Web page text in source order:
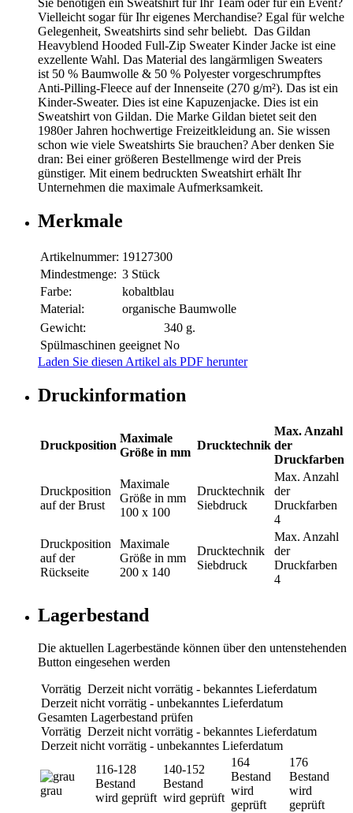
Sie benötigen ein Sweatshirt für Ihr Team oder für ein Event?
Vielleicht sogar für Ihr eigenes Merchandise? Egal für welche
Gelegenheit, Sweatshirts sind sehr beliebt. Das Gildan
Heavyblend Hooded Full-Zip Sweater Kinder Jacke ist eine
exzellente Wahl. Das Material des langärmligen Sweaters
ist 50 % Baumwolle & 50 % Polyester vorgeschrumpftes
Anti-Pilling-Fleece auf der Innenseite (270 g/m²). Das ist ein
Kinder-Sweater. Dies ist eine Kapuzenjacke. Dies ist ein
Sweatshirt von Gildan. Die Marke Gildan bietet seit den
1980er Jahren hochwertige Freizeitkleidung an. Sie wissen
schon wie viele Sweatshirts Sie brauchen? Aber denken Sie
dran: Bei einer größeren Bestellmenge wird der Preis
günstiger. Mit einem bedruckten Sweatshirt erhält Ihr
Unternehmen die maximale Aufmerksamkeit.
Merkmale
Artikelnummer: 19127300
Mindestmenge: 3 Stück
Farbe:
kobaltblau
Material:
organische Baumwolle
Gewicht:
340 g.
Spülmaschinen geeignet No
Laden Sie diesen Artikel als PDF herunter
Druckinformation
Druckposition
Maximale
Größe in mm
Drucktechnik
Max. Anzahl
der
Druckfarben
Druckposition
auf der Brust
Maximale
Größe in mm
100 x 100
Drucktechnik
Siebdruck
Max. Anzahl
der
Druckfarben
4
Druckposition
auf der
Rückseite
Maximale
Größe in mm
200 x 140
Drucktechnik
Siebdruck
Max. Anzahl
der
Druckfarben
4
Lagerbestand
Die aktuellen Lagerbestände können über den untenstehenden
Button eingesehen werden
Vorrätig Derzeit nicht vorrätig - bekanntes Lieferdatum
Derzeit nicht vorrätig - unbekanntes Lieferdatum
Gesamten Lagerbestand prüfen
Vorrätig Derzeit nicht vorrätig - bekanntes Lieferdatum
Derzeit nicht vorrätig - unbekanntes Lieferdatum
grau
116-128
Bestand
wird geprüft
140-152
Bestand
wird geprüft
164
Bestand
wird
geprüft
176
Bestand
wird
geprüft